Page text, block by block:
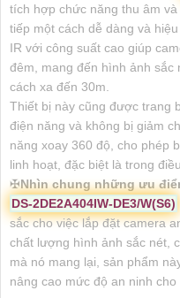
tích hợp chức năng thu âm
tiếp một cách dễ dàng và
IR với công suất cao giúp
đêm, mang đến hình ảnh sắc
cách xa đến 30m.
Thiết bị này cũng được trang
điện năng và không bị giảm
năng xoay 360 độ, cho phép
linh hoạt, đặc biệt là trong
✠Nhìn chung những ưu
DS-2DE2A404IW-DE3/W(S6)
sắc cho việc lắp đặt camera
chất lượng hình ảnh sắc nét,
mà nó mang lại, sản phẩm
nâng cao mức độ an ninh cho